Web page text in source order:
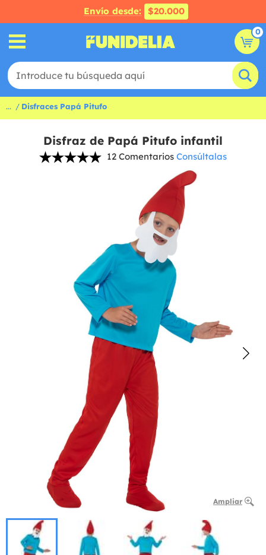
Envío desde: $20.000
0
... Disfraces Papá Pitufo
Disfraz de Papá Pitufo infantil
12 Comentarios Consúltalas
Ampliar